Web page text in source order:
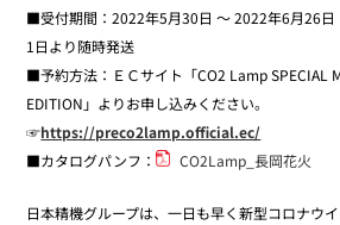
■受付期間：2022年5月30日 〜 2022年6月26
1日より随時発送
■予約方法：ＥＣサイト「CO2 Lamp SPECIAL
EDITION」よりお申し込みください。
☞https://preco2lamp.official.ec/
■カタログパンフ：
CO2Lamp_長岡花火
日本精機グループは、一日も早く新型コロナウ